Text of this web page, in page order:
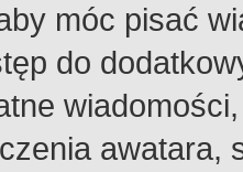
móc pisać
do